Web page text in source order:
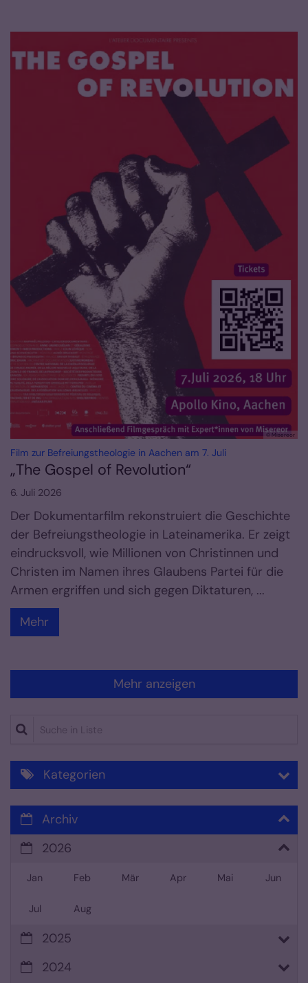
© Misereor
Film zur Befreiungstheologie in Aachen am 7. Juli:
„The Gospel of Revolution“
6. Juli 2026
Der Dokumentarfilm rekonstruiert die Geschichte
der Befreiungstheologie in Lateinamerika. Er zeigt
eindrucksvoll, wie Millionen von Christinnen und
Christen im Namen ihres Glaubens Partei für die
Armen ergriffen und sich gegen Diktaturen, ...
Mehr
Mehr anzeigen
Suche in Liste
Kategorien
Archiv
2026
Jan Feb Mär Apr Mai Jun
Jul Aug
2025
2024